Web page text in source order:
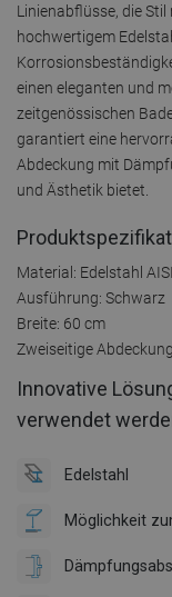
Linienabflüsse, die
hochwertigem
einen eleganten und
zeitgenössischen
garantiert eine
Abdeckung mit
und Ästhetik bietet.
Material: Edelstahl
Ausführung: Schwarz
Breite: 60 cm
Zweiseitige
Innovative
verwendet
Edelstahl
Möglichkeit